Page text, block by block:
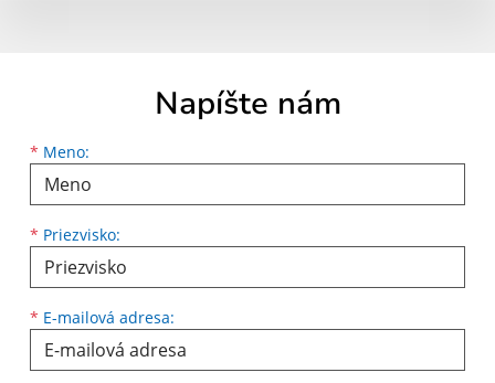
Napíšte nám
* Meno:
Meno
* Priezvisko:
Priezvisko
* E-mailová adresa:
E-mailová adresa